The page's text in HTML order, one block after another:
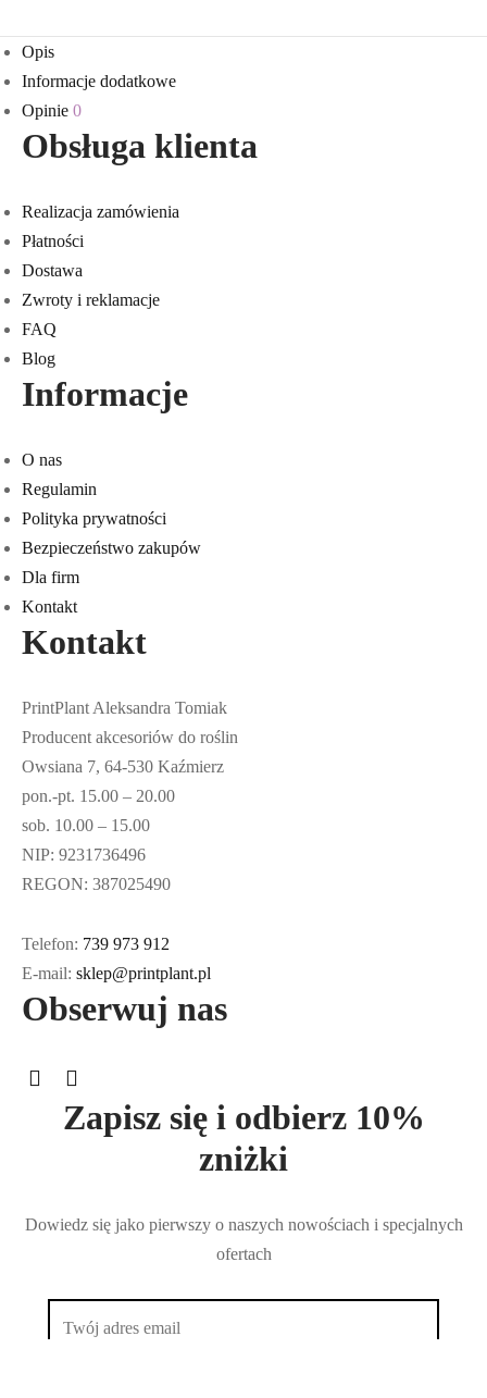
Opis
Informacje dodatkowe
Opinie 0
Obsługa klienta
Realizacja zamówienia
Płatności
Dostawa
Zwroty i reklamacje
FAQ
Blog
Informacje
O nas
Regulamin
Polityka prywatności
Bezpieczeństwo zakupów
Dla firm
Kontakt
Kontakt
PrintPlant Aleksandra Tomiak
Producent akcesoriów do roślin
Owsiana 7, 64-530 Kaźmierz
pon.-pt. 15.00 – 20.00
sob. 10.00 – 15.00
NIP: 9231736496
REGON: 387025490
Telefon: 739 973 912
E-mail: sklep@printplant.pl
Obserwuj nas
Zapisz się i odbierz 10%
zniżki
Dowiedz się jako pierwszy o naszych nowościach i specjalnych
ofertach